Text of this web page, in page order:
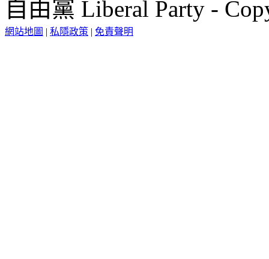
自由黨 Liberal Party -
網站地圖 | 私隱政策 | 免責聲明